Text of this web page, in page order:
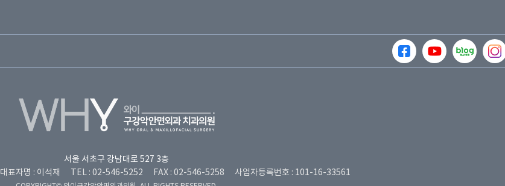
서울 서초구 강남대로 527 3층
대표자명 : 이석재 TEL : 02-546-5252 FAX : 02-546-5258 사업자등록번호 : 101-16-33561